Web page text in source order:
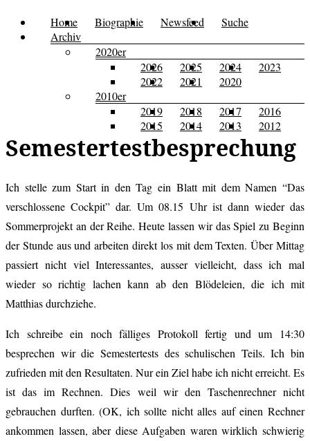
Zum
Inhalt
Kusi's
Tagebuch
Carpe
Menü Home Biographie Newsfeed
Suche
Archiv
2020er
2026
2025 2024
2023
2022
2021
2020
2010er
2019
2018 2017
2016
2015
2014 2013 2012
Semestertestbesprechung
Ich stelle zum Start in den Tag ein Blatt mit dem Namen “Das
verschlossene Cockpit” dar. Um 08.15 Uhr ist dann wieder das
Sommerprojekt an der Reihe. Heute lassen wir das Spiel zu Beginn
der Stunde aus und arbeiten direkt los mit dem Texten. Über Mittag
passiert nicht viel Interessantes, ausser vielleicht, dass ich mal
wieder so richtig lachen kann ab den Blödeleien, die ich mit
Matthias durchziehe.
Ich schreibe ein noch fälliges Protokoll fertig und um 14:30
besprechen wir die Semestertests des schulischen Teils. Ich bin
zufrieden mit den Resultaten. Nur ein Ziel habe ich nicht erreicht. Es
ist das im Rechnen. Dies weil wir den Taschenrechner nicht
gebrauchen durften. (OK, ich sollte nicht alles auf einen Rechner
ankommen lassen, aber diese Aufgaben waren wirklich schwierig